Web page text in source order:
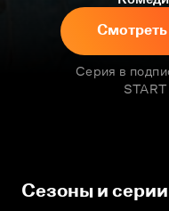
Серия в
Сезоны и серии